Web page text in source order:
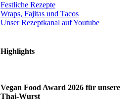
Festliche Rezepte
Wraps, Fajitas und Tacos
Unser Rezeptkanal auf Youtube
Highlights
Vegan Food Award 2026 für unsere
Thai-Wurst